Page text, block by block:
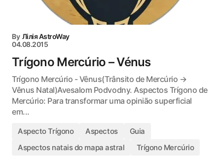
By Лілія AstroWay
04.08.2015
Trígono Mercúrio – Vénus
Trígono Mercúrio - Vênus(Trânsito de Mercúrio →
Vênus Natal)Avesalom Podvodny. Aspectos Trígono de
Mercúrio: Para transformar uma opinião superficial
em...
Aspecto Trígono Aspectos
Guia
Aspectos natais do mapa astral
Trígono Mercúrio